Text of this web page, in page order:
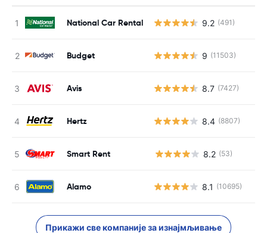
National Car Rental 9.2 (491)
Budget 9 (11503)
Avis 8.7 (7427)
Hertz 8.4 (8807)
Smart Rent 8.2 (53)
Alamo 8.1 (10695)
Прикажи све компаније за изнајмљивање